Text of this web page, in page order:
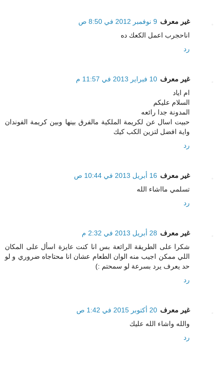
غير معرف 9 نوفمبر 2012 في 8:50 ص
اناحجرب اعمل الكعك ده
رد
غير معرف 10 فبراير 2013 في 11:57 م
ام اياد
السلام عليكم
المدونة جدا رائعه
حبيت اسال عن لكريمة الملكية مالفرق بينها وبين كريمة الفوندان
واية افضل لتزين الكب كيك
رد
غير معرف 16 أبريل 2013 في 10:44 ص
تسلمي مااشاء الله
رد
غير معرف 28 أبريل 2013 في 2:32 م
شكرا على الطريقة الرائعة بس انا كنت عايزة اسأل على المكان
اللي ممكن اجيب منه الوان الطعام عشان انا محتاجاه ضروري و لو
حد يعرف يرد بسرعة لو سمحتم :)
رد
غير معرف 20 أكتوبر 2015 في 1:42 ص
والله واشاء الله عليك
رد